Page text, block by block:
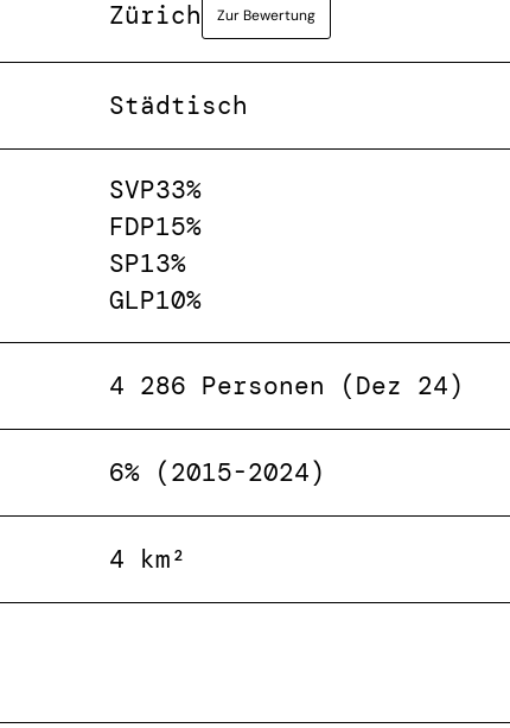
Zürich Zur Bewertung
Städtisch
SVP33%
FDP15%
SP13%
GLP10%
4 286 Personen (Dez 24)
6% (2015-2024)
4 km²